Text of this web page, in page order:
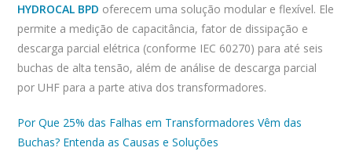
HYDROCAL BPD oferecem uma solução modular e flexível. Ele
permite a medição de capacitância, fator de dissipação e
descarga parcial elétrica (conforme IEC 60270) para até seis
buchas de alta tensão, além de análise de descarga parcial
por UHF para a parte ativa dos transformadores.
Por Que 25% das Falhas em Transformadores Vêm das
Buchas? Entenda as Causas e Soluções